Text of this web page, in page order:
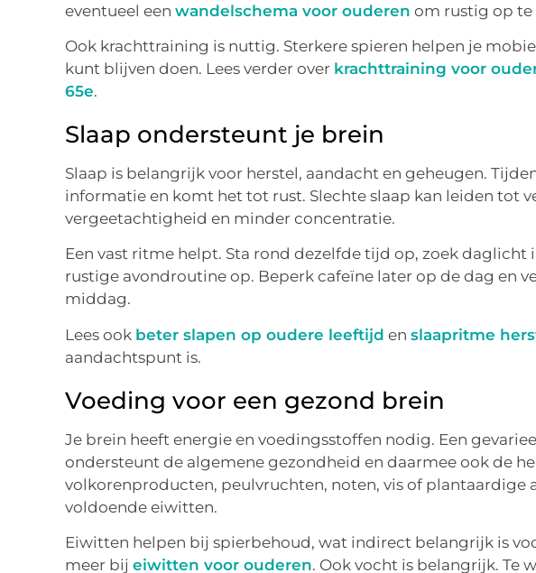
eventueel een wandelschema voor ouderen om rustig op te
Ook krachttraining is nuttig. Sterkere spieren helpen je
kunt blijven doen. Lees verder over krachttraining voor
65e.
Slaap ondersteunt je brein
Slaap is belangrijk voor herstel, aandacht en geheugen.
informatie en komt het tot rust. Slechte slaap kan leiden tot
vergeetachtigheid en minder concentratie.
Een vast ritme helpt. Sta rond dezelfde tijd op, zoek daglicht
rustige avondroutine op. Beperk cafeïne later op de dag en
middag.
Lees ook beter slapen op oudere leeftijd en slaapritme
aandachtspunt is.
Voeding voor een gezond brein
Je brein heeft energie en voedingsstoffen nodig. Een
ondersteunt de algemene gezondheid en daarmee ook de
volkorenproducten, peulvruchten, noten, vis of plantaardige
voldoende eiwitten.
Eiwitten helpen bij spierbehoud, wat indirect belangrijk is
meer bij eiwitten voor ouderen. Ook vocht is belangrijk. Te